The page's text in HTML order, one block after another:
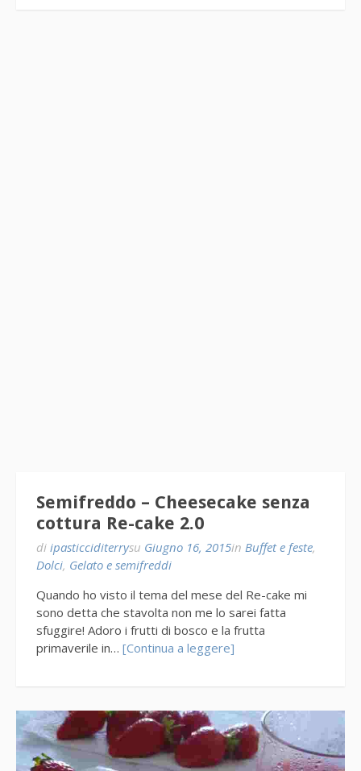
Semifreddo – Cheesecake senza
cottura Re-cake 2.0
di ipasticciditerrysu Giugno 16, 2015in Buffet e feste,
Dolci, Gelato e semifreddi
Quando ho visto il tema del mese del Re-cake mi
sono detta che stavolta non me lo sarei fatta
sfuggire! Adoro i frutti di bosco e la frutta
primaverile in… [Continua a leggere]